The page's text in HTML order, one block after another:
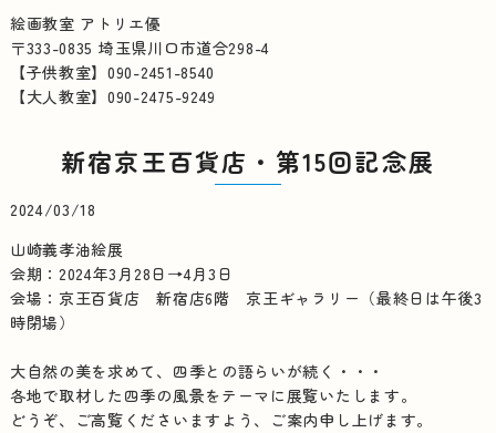
絵画教室 アトリエ優
〒333-0835 埼玉県川口市道合298-4
【子供教室】090-2451-8540
【大人教室】090-2475-9249
新宿京王百貨店・第15回記念展
2024/03/18
山崎義孝油絵展
会期：2024年3月28日→4月3日
会場：京王百貨店 新宿店6階 京王ギャラリー（最終日は午後3
時閉場）
大自然の美を求めて、四季との語らいが続く・・・
各地で取材した四季の風景をテーマに展覧いたします。
どうぞ、ご高覧くださいますよう、ご案内申し上げます。